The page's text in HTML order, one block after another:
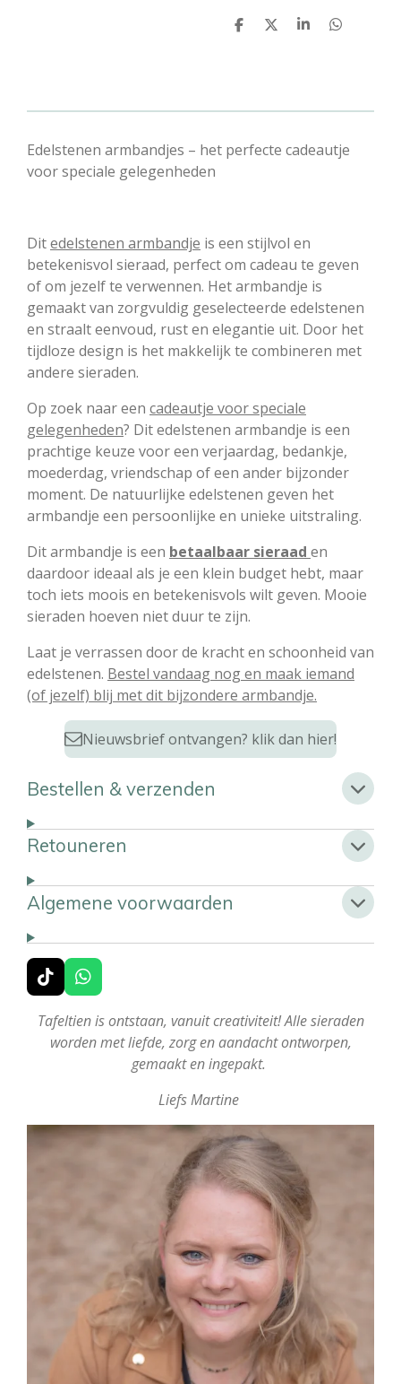
D
D
S
D
Edelstenen armbandjes – het perfecte cadeautje
voor speciale gelegenheden
Ditedelstenen armbandje is een stijlvol en
betekenisvol sieraad, perfect om cadeau te geven
of om jezelf te verwennen. Het armbandje is
gemaakt van zorgvuldig geselecteerde edelstenen
en straalt eenvoud, rust en elegantie uit. Door het
tijdloze design is het makkelijk te combineren met
andere sieraden.
Op zoek naar een cadeautje voor speciale
gelegenheden? Dit edelstenen armbandje is een
prachtige keuze voor een verjaardag, bedankje,
moederdag, vriendschap of een ander bijzonder
moment. De natuurlijke edelstenen geven het
armbandje een persoonlijke en unieke uitstraling.
Dit armbandje is een betaalbaar sieraad en
daardoor ideaal als je een klein budget hebt, maar
toch iets moois en betekenisvols wilt geven. Mooie
sieraden hoeven niet duur te zijn.
Laat je verrassen door de kracht en schoonheid van
edelstenen. Bestel vandaag nog en maak iemand
(of jezelf) blij met dit bijzondere armbandje.
Nieuwsbrief ontvangen? klik dan hier!
Bestellen & verzenden
Retouneren
Algemene voorwaarden
T
i
k
T
o
W
h
a
t
s
Tafeltien is ontstaan, vanuit creativiteit! Alle sieraden
worden met liefde, zorg en aandacht ontworpen,
gemaakt en ingepakt.
Liefs Martine